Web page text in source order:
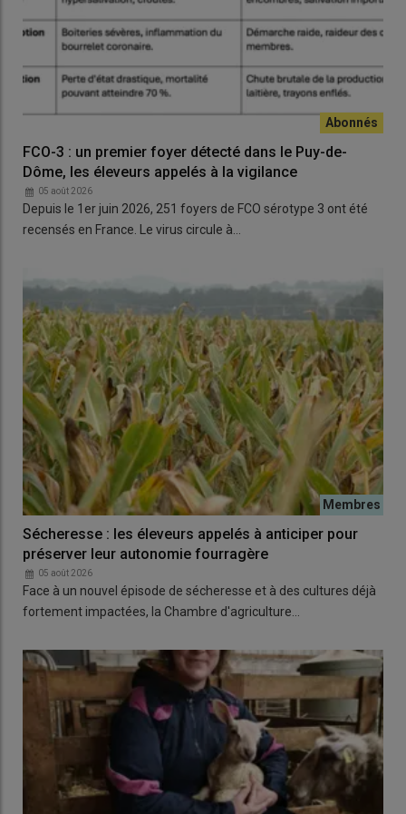
FCO-3 : un premier foyer détecté dans le Puy-de-
Dôme, les éleveurs appelés à la vigilance
05 août 2026
Depuis le 1er juin 2026, 251 foyers de FCO sérotype 3 ont été
recensés en France. Le virus circule à…
Sécheresse : les éleveurs appelés à anticiper pour
préserver leur autonomie fourragère
05 août 2026
Face à un nouvel épisode de sécheresse et à des cultures déjà
fortement impactées, la Chambre d'agriculture…